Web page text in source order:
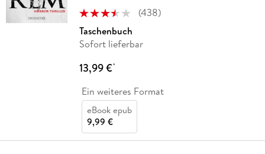
(438)
Taschenbuch
Sofort lieferbar
13,99 €*
Ein weiteres Format
eBook epub
9,99 €